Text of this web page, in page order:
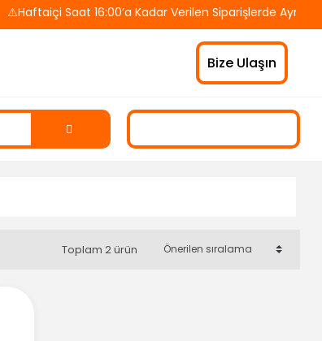
⚠️Haftaiçi Saat 16:00’a Kadar Verilen Siparişlerde Aynı
Bize Ulaşın
Toplam 2 ürün